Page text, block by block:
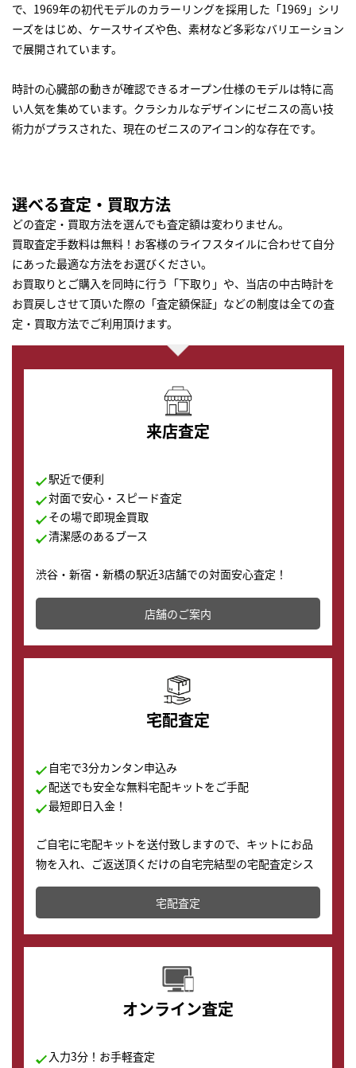
で、1969年の初代モデルのカラーリングを採用した「1969」シリ
ーズをはじめ、ケースサイズや色、素材など多彩なバリエーション
で展開されています。
時計の心臓部の動きが確認できるオープン仕様のモデルは特に高
い人気を集めています。クラシカルなデザインにゼニスの高い技
術力がプラスされた、現在のゼニスのアイコン的な存在です。
選べる査定・買取方法
どの査定・買取方法を選んでも査定額は変わりません。
買取査定手数料は無料！お客様のライフスタイルに合わせて自分
にあった最適な方法をお選びください。
お買取りとご購入を同時に行う「下取り」や、当店の中古時計を
お買戻しさせて頂いた際の「査定額保証」などの制度は全ての査
定・買取方法でご利用頂けます。
来店査定
駅近で便利
対面で安心・スピード査定
その場で即現金買取
清潔感のあるブース
渋谷・新宿・新橋の駅近3店舗での対面安心査定！
その場で現金買取致します。渋谷本店では、時計販売の
店舗を併設しており、下取りに出してお得に新しい時計
の購入もできます♪
店舗のご案内
宅配査定
自宅で3分カンタン申込み
配送でも安全な無料宅配キットをご手配
最短即日入金！
ご自宅に宅配キットを送付致しますので、キットにお品
物を入れ、ご返送頂くだけの自宅完結型の宅配査定シス
テムです。
配送でも簡単&安全に査定・買取に出すことが可能で
す。
宅配査定
オンライン査定
入力3分！お手軽査定